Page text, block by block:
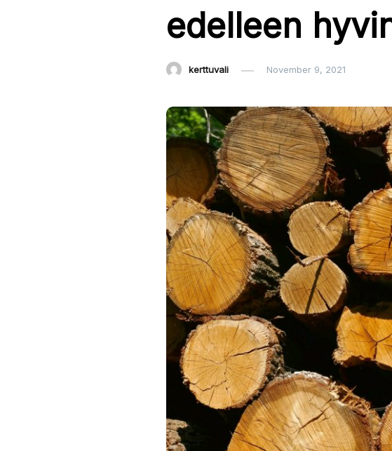
edelleen
kerttuvali November 9, 2021